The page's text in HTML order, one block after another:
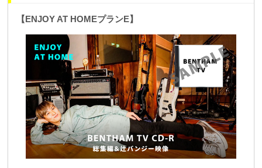
【ENJOY AT HOMEプランE】